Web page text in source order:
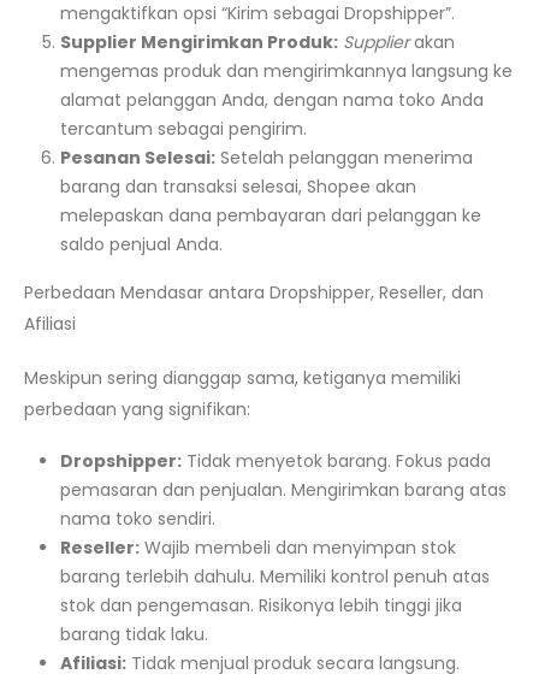
mengaktifkan opsi “Kirim sebagai Dropshipper”.
Supplier Mengirimkan Produk: Supplierakan
mengemas produk dan mengirimkannya langsung ke
alamat pelanggan Anda, dengan nama toko Anda
tercantum sebagai pengirim.
Pesanan Selesai:Setelah pelanggan menerima
barang dan transaksi selesai, Shopee akan
melepaskan dana pembayaran dari pelanggan ke
saldo penjual Anda.
Perbedaan Mendasar antara Dropshipper, Reseller, dan
Afiliasi
Meskipun sering dianggap sama, ketiganya memiliki
perbedaan yang signifikan:
Dropshipper:Tidak menyetok barang. Fokus pada
pemasaran dan penjualan. Mengirimkan barang atas
nama toko sendiri.
Reseller:Wajib membeli dan menyimpan stok
barang terlebih dahulu. Memiliki kontrol penuh atas
stok dan pengemasan. Risikonya lebih tinggi jika
barang tidak laku.
Afiliasi:Tidak menjual produk secara langsung.